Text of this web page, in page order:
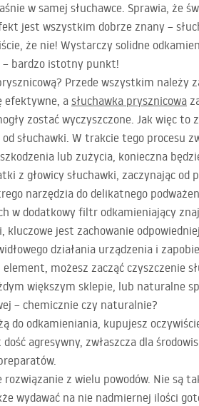
w samej słuchawce. Sprawia, że
jest wszystkim dobrze znany –
że nie! Wystarczy solidne
– bardzo istotny punkt!
Przede wszystkim należy
efektywne, a słuchawka prysznicowa
zostać wyczyszczone. Jak więc to
słuchawki. W trakcie tego procesu
lub zużycia, konieczna
z głowicy słuchawki, zaczynając od
narzędzia do delikatnego
w dodatkowy filtr odkamieniający
kluczowe jest zachowanie
działania urządzenia i
możesz zacząć czyszczenie
większym sklepie, lub naturalne
– chemicznie czy naturalnie?
do odkamieniania, kupujesz
agresywny, zwłaszcza dla
z wielu powodów. Nie są
wydawać na nie nadmiernej ilości